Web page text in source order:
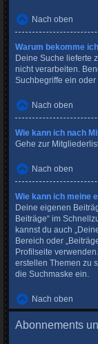
Nach oben
Warum bekomme
Deine Suche lieferte
nicht verarbeiten.
Suchbegriffe ein
Nach oben
Wie kann ich nach
Gehe zur
Nach oben
Wie kann ich meine
Deine eigenen
Beiträge“ im
kannst du auch
Bereich oder
Profilseite
erstellen Themen zu
die Suchmaske ein.
Nach oben
Abonnements